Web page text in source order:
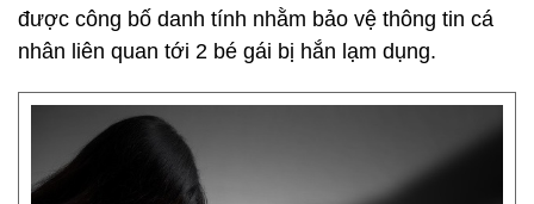
được công bố danh tính nhằm bảo vệ thông tin cá
nhân liên quan tới 2 bé gái bị hắn lạm dụng.